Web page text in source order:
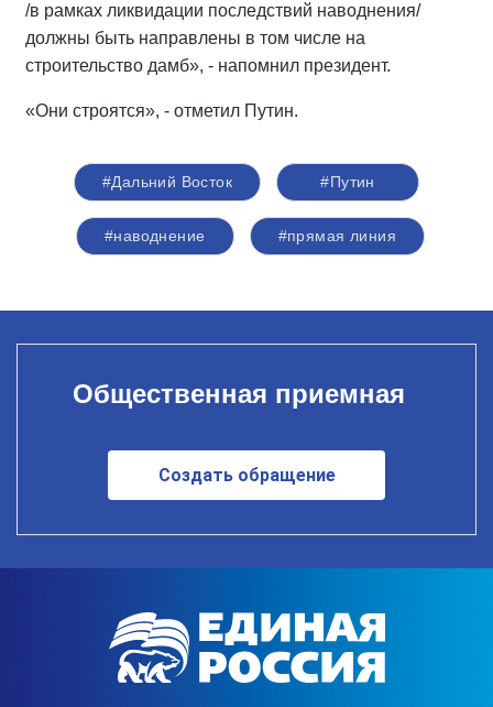
/в рамках ликвидации последствий наводнения/
должны быть направлены в том числе на
строительство дамб», - напомнил президент.
«Они строятся», - отметил Путин.
#Дальний Восток #Путин
#наводнение #прямая линия
Общественная приемная
Создать обращение